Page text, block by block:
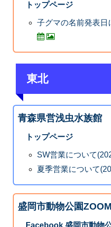
トップページ
子グマの名前発表
東北
青森県営浅虫水族館
トップページ
SW営業について
夏季営業について
盛岡市動物公園
Facebook 盛岡市動物